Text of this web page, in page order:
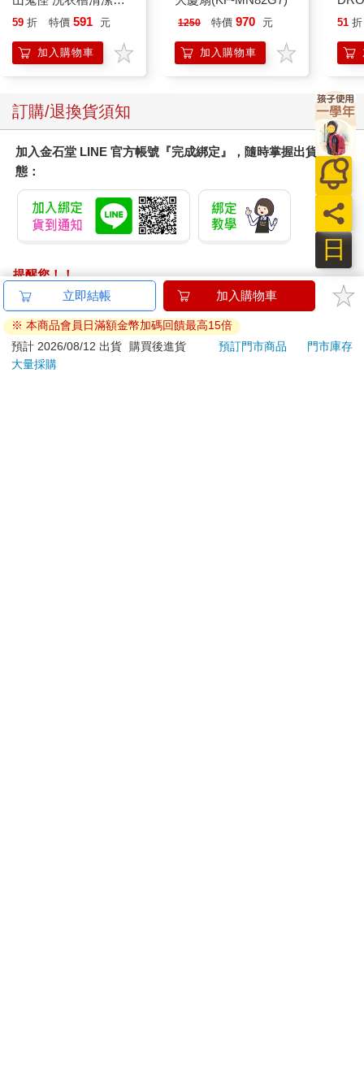
450公克-10包組
59 折 特價 591 元
加入購物車
1250 特價 970 元
加入購物車
水
兔
51 折
訂購/退換貨須知
加入金石堂 LINE 官方帳號『完成綁定』，隨時掌握出貨動
態：
提醒您！！
金石堂及銀行均不會請您操作ATM! 如接獲電話要求您前往
ATM提款機，請不要聽從指示，以免受騙上當！
退換貨須知：
**提醒您，鑑賞期不等於試用期，退回商品須為全新狀態**
立即結帳 加入購物車
※ 本商品會員日滿額金幣加碼回饋最高15倍
預計 2026/08/12 出貨
購買後進貨 預訂門市商品
門市庫存
大量採購
日